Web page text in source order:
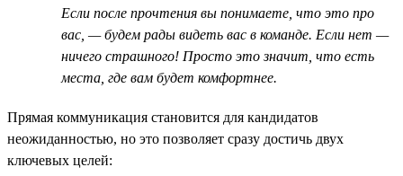
Если после прочтения вы понимаете, что это про
вас, — будем рады видеть вас в команде. Если нет —
ничего страшного! Просто это значит, что есть
места, где вам будет комфортнее.
Прямая коммуникация становится для кандидатов
неожиданностью, но это позволяет сразу достичь двух
ключевых целей: